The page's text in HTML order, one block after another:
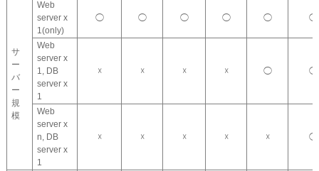
サ
ー
バ
ー
規
模
Web
server x
1(only)
◯ ◯ ◯ ◯ ◯ ◯
Web
server x
1, DB
server x
1
☓ ☓ ☓ ☓ ◯ ◯
Web
server x
n, DB
server x
1
☓ ☓ ☓ ☓ ☓ ◯